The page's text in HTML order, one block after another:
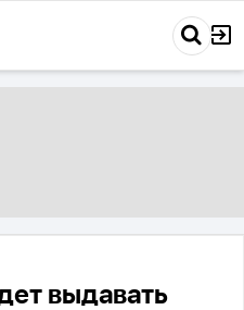
выдавать